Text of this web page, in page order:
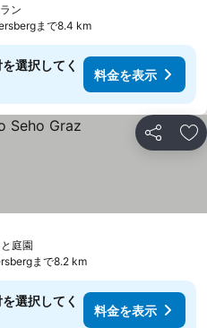
ン
まで8.4 km
選択してく
料金を表示
シェア お
庭園
まで8.2 km
選択してく
料金を表示